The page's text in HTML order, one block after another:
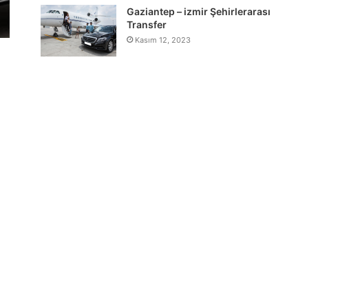
Gaziantep – izmir Şehirlerarası
Transfer
Kasım 12, 2023